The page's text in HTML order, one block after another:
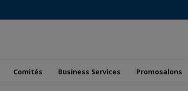
Comités Business Services Promosalons